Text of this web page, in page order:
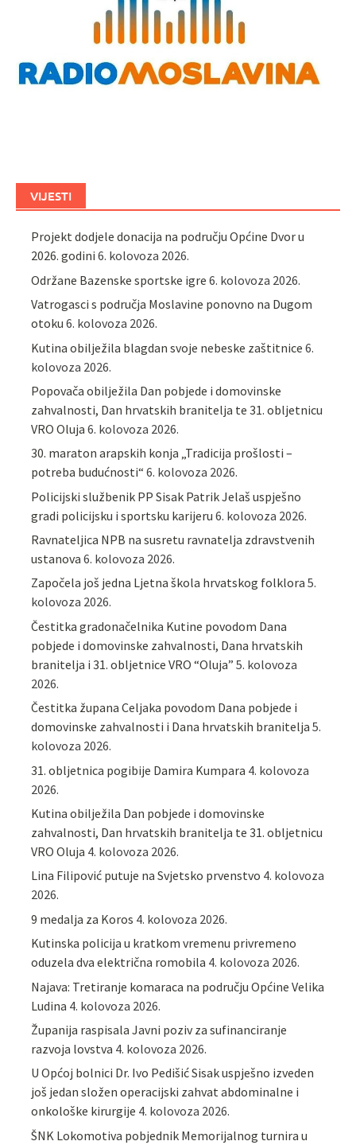
VIJESTI
Projekt dodjele donacija na području Općine Dvor u
2026. godini 6. kolovoza 2026.
Održane Bazenske sportske igre 6. kolovoza 2026.
Vatrogasci s područja Moslavine ponovno na Dugom
otoku 6. kolovoza 2026.
Kutina obilježila blagdan svoje nebeske zaštitnice 6.
kolovoza 2026.
Popovača obilježila Dan pobjede i domovinske
zahvalnosti, Dan hrvatskih branitelja te 31. obljetnicu
VRO Oluja 6. kolovoza 2026.
30. maraton arapskih konja „Tradicija prošlosti –
potreba budućnosti“ 6. kolovoza 2026.
Policijski službenik PP Sisak Patrik Jelaš uspješno
gradi policijsku i sportsku karijeru 6. kolovoza 2026.
Ravnateljica NPB na susretu ravnatelja zdravstvenih
ustanova 6. kolovoza 2026.
Započela još jedna Ljetna škola hrvatskog folklora 5.
kolovoza 2026.
Čestitka gradonačelnika Kutine povodom Dana
pobjede i domovinske zahvalnosti, Dana hrvatskih
branitelja i 31. obljetnice VRO “Oluja” 5. kolovoza
2026.
Čestitka župana Celjaka povodom Dana pobjede i
domovinske zahvalnosti i Dana hrvatskih branitelja 5.
kolovoza 2026.
31. obljetnica pogibije Damira Kumpara 4. kolovoza
2026.
Kutina obilježila Dan pobjede i domovinske
zahvalnosti, Dan hrvatskih branitelja te 31. obljetnicu
VRO Oluja 4. kolovoza 2026.
Lina Filipović putuje na Svjetsko prvenstvo 4. kolovoza
2026.
9 medalja za Koros 4. kolovoza 2026.
Kutinska policija u kratkom vremenu privremeno
oduzela dva električna romobila 4. kolovoza 2026.
Najava: Tretiranje komaraca na području Općine Velika
Ludina 4. kolovoza 2026.
Županija raspisala Javni poziv za sufinanciranje
razvoja lovstva 4. kolovoza 2026.
U Općoj bolnici Dr. Ivo Pedišić Sisak uspješno izveden
još jedan složen operacijski zahvat abdominalne i
onkološke kirurgije 4. kolovoza 2026.
ŠNK Lokomotiva pobjednik Memorijalnog turnira u